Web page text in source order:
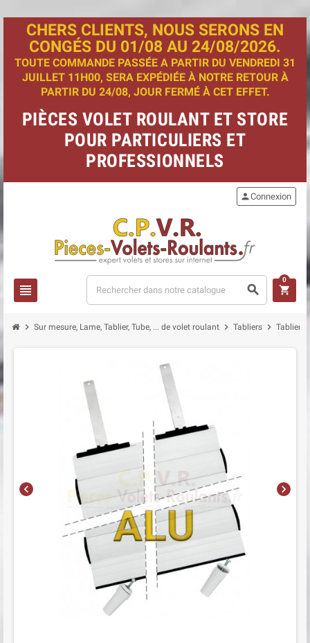
CHERS CLIENTS, NOUS SERONS EN
CONGÉS DU 01/08 AU 24/08/2026.
TOUTE COMMANDE PASSÉE A PARTIR DU VENDREDI 31
JUILLET 11H00, SERA EXPÉDIÉE À NOTRE RETOUR À
PARTIR DU 24/08, JOUR FERMÉ À CET EFFET.
PIÈCES VOLET ROULANT ET STORE
POUR PARTICULIERS ET
PROFESSIONNELS
view_headline search
personConnexion
shopping_cart
0
chevron_right Sur mesure, Lame, Tablier, Tube, ... de volet roulant chevron_right Tabliers chevron_right Tabliers
chevron_left chevron_right